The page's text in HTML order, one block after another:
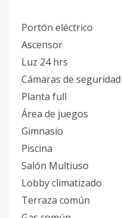
Portón eléctrico
Ascensor
Luz 24 hrs
Cámaras de seguridad
Planta full
Área de juegos
Gimnasio
Piscina
Salón Multiuso
Lobby climatizado
Terraza común